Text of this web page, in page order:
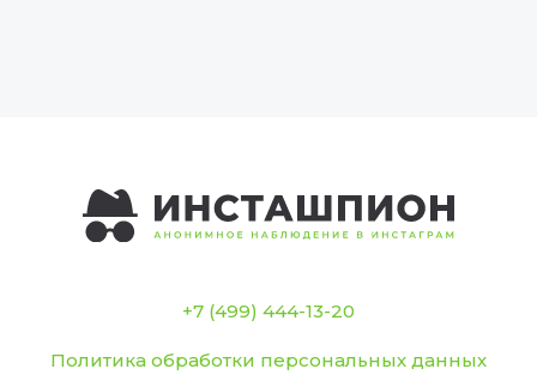
+7 (499) 444-13-20
Политика обработки персональных данных